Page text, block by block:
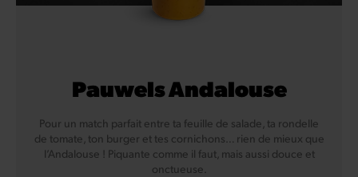
Pauwels Andalouse
Pour un match parfait entre ta feuille de salade, ta rondelle
de tomate, ton burger et tes cornichons… rien de mieux que
l’Andalouse ! Piquante comme il faut, mais aussi douce et
onctueuse.